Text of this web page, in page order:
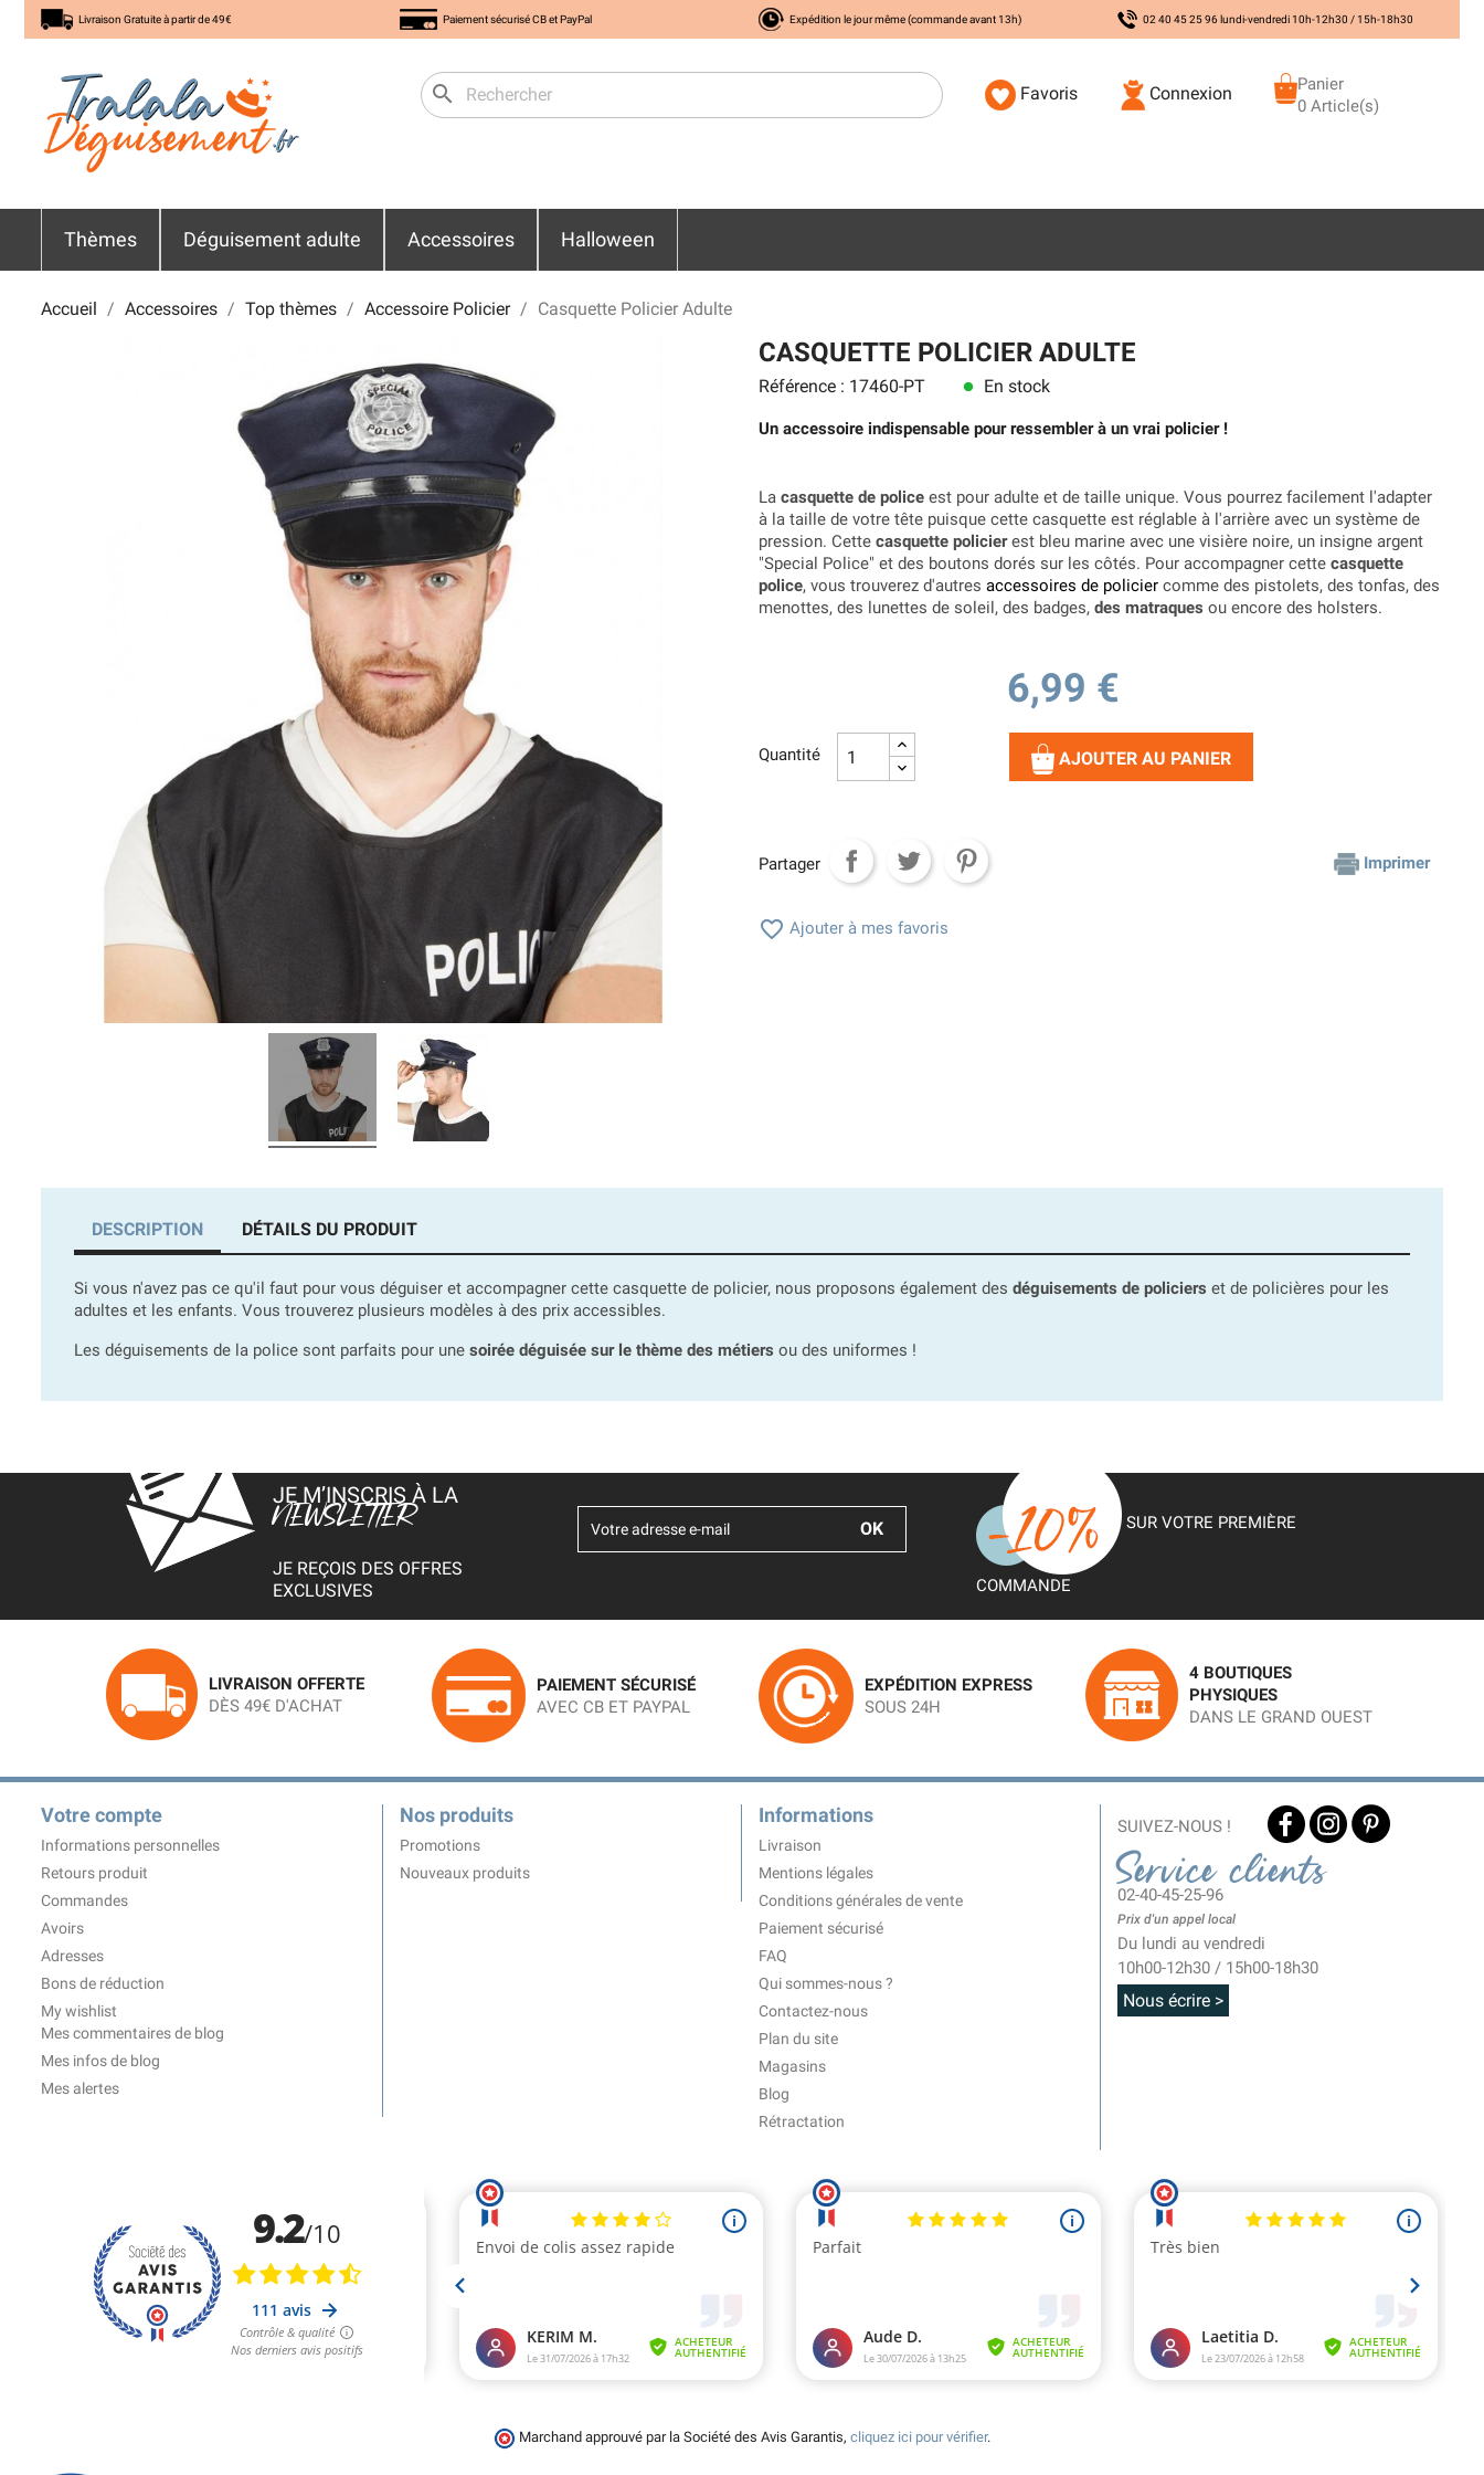
Livraison Gratuite à partir de 49€ Paiement sécurisé CB et PayPal Expédition le jour même (commande avant 13h) 02 40 45 25 96 lundi-vendredi 10h-12h30 / 15h-18h30
search Favoris Connexion
Panier
0 Article(s)
Thèmes Déguisement adulte Accessoires Halloween
Accueil Accessoires Top thèmes Accessoire Policier Casquette Policier Adulte
CASQUETTE POLICIER ADULTE
Référence : 17460-PT lens En stock
Un accessoire indispensable pour ressembler à un vrai policier !
La casquette de police est pour adulte et de taille unique. Vous pourrez facilement l'adapter
à la taille de votre tête puisque cette casquette est réglable à l'arrière avec un système de
pression. Cette casquette policierest bleu marine avec une visière noire, un insigne argent
"Special Police" et des boutons dorés sur les côtés. Pour accompagner cette casquette
police, vous trouverez d'autres accessoires de policier comme des pistolets, des tonfas, des
menottes, des lunettes de soleil, des badges, des matraques ou encore des holsters.
6,99 €
Quantité AJOUTER AU PANIER
Partager Imprimer
 Ajouter à mes favoris
DESCRIPTION DÉTAILS DU PRODUIT
Si vous n'avez pas ce qu'il faut pour vous déguiser et accompagner cette casquette de policier, nous proposons également des déguisements de policiers et de policières pour les
adultes et les enfants. Vous trouverez plusieurs modèles à des prix accessibles.
Les déguisements de la police sont parfaits pour une soirée déguisée sur le thème des métiers ou des uniformes !
JE M’INSCRIS À LA
NEWSLETTER
JE REÇOIS DES OFFRES
EXCLUSIVES
SUR VOTRE PREMIÈRE
COMMANDE
LIVRAISON OFFERTE
DÈS 49€ D'ACHAT
PAIEMENT SÉCURISÉ
AVEC CB ET PAYPAL
EXPÉDITION EXPRESS
SOUS 24H
4 BOUTIQUES
PHYSIQUES
DANS LE GRAND OUEST
Votre compte
Informations personnelles
Retours produit
Commandes
Avoirs
Adresses
Bons de réduction
My wishlist
Mes commentaires de blog
Mes infos de blog
Mes alertes
Nos produits
Promotions
Nouveaux produits
Informations
Livraison
Mentions légales
Conditions générales de vente
Paiement sécurisé
FAQ
Qui sommes-nous ?
Contactez-nous
Plan du site
Magasins
Blog
Rétractation
SUIVEZ-NOUS !
Service clients
02-40-45-25-96
Prix d'un appel local
Du lundi au vendredi
10h00-12h30 / 15h00-18h30
Nous écrire >
Marchand approuvé par la Société des Avis Garantis, cliquez ici pour vérifier.